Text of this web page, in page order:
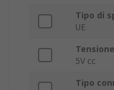
Tipo di
UE
5V cc
Tipo